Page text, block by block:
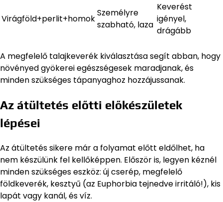
Virágföld+perlit+homok
Személyre
szabható, laza
Keverést
igényel,
drágább
A megfelelő talajkeverék kiválasztása segít abban, hogy
növényed gyökerei egészségesek maradjanak, és
minden szükséges tápanyaghoz hozzájussanak.
Az átültetés előtti előkészületek
lépései
Az átültetés sikere már a folyamat előtt eldőlhet, ha
nem készülünk fel kellőképpen. Először is, legyen kéznél
minden szükséges eszköz: új cserép, megfelelő
földkeverék, kesztyű (az Euphorbia tejnedve irritáló!), kis
lapát vagy kanál, és víz.